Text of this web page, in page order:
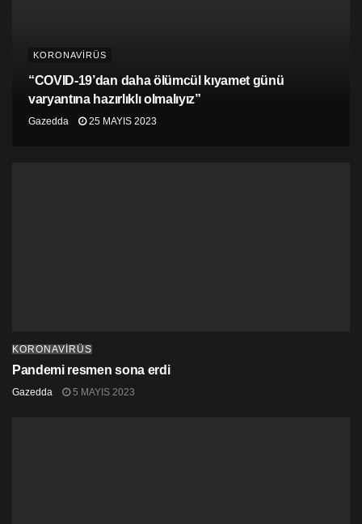
KORONAVİRÜS
“COVID-19’dan daha ölümcül kıyamet günü
varyantına hazırlıklı olmalıyız”
Gazedda 25 MAYIS 2023
KORONAVİRÜS
Pandemi resmen sona erdi
Gazedda 5 MAYIS 2023